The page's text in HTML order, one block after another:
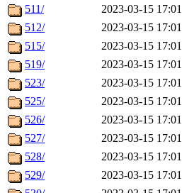
511/
2023-03-15 17:01
512/
2023-03-15 17:01
515/
2023-03-15 17:01
519/
2023-03-15 17:01
523/
2023-03-15 17:01
525/
2023-03-15 17:01
526/
2023-03-15 17:01
527/
2023-03-15 17:01
528/
2023-03-15 17:01
529/
2023-03-15 17:01